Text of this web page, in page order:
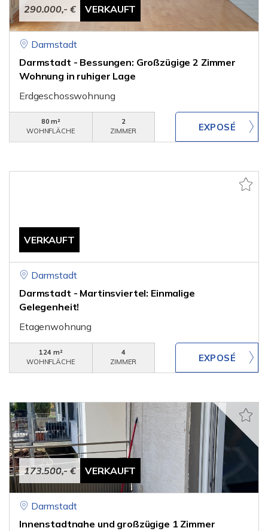
290.000,- € VERKAUFT
Darmstadt
Darmstadt - Bessungen: Großzügige 2 Zimmer
Wohnung in ruhiger Lage
Erdgeschosswohnung
80 m²
WOHNFLÄCHE
2
ZIMMER
VERKAUFT
Darmstadt
Darmstadt - Martinsviertel: Einmalige
Gelegenheit!
Etagenwohnung
124 m²
WOHNFLÄCHE
4
ZIMMER
173.500,- € VERKAUFT
Darmstadt
Innenstadtnahe und großzügige 1 Zimmer